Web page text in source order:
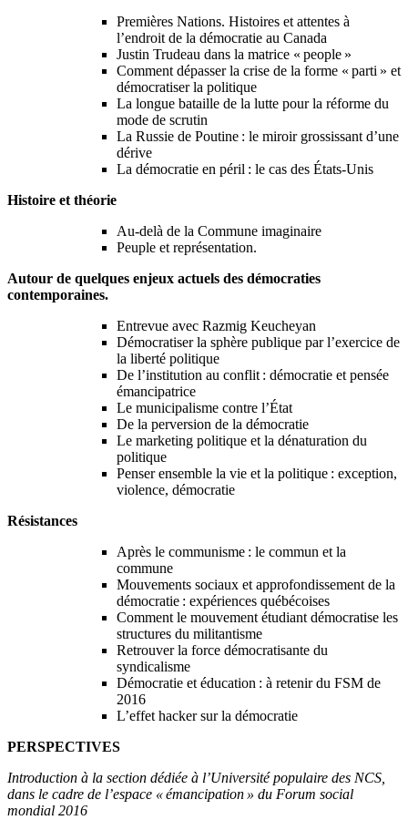
Premières Nations. Histoires et attentes à
l’endroit de la démocratie au Canada
Justin Trudeau dans la matrice « people »
Comment dépasser la crise de la forme « parti » et
démocratiser la politique
La longue bataille de la lutte pour la réforme du
mode de scrutin
La Russie de Poutine : le miroir grossissant d’une
dérive
La démocratie en péril : le cas des États-Unis
Histoire et théorie
Au-delà de la Commune imaginaire
Peuple et représentation.
Autour de quelques enjeux actuels des démocraties
contemporaines.
Entrevue avec Razmig Keucheyan
Démocratiser la sphère publique par l’exercice de
la liberté politique
De l’institution au conflit : démocratie et pensée
émancipatrice
Le municipalisme contre l’État
De la perversion de la démocratie
Le marketing politique et la dénaturation du
politique
Penser ensemble la vie et la politique : exception,
violence, démocratie
Résistances
Après le communisme : le commun et la
commune
Mouvements sociaux et approfondissement de la
démocratie : expériences québécoises
Comment le mouvement étudiant démocratise les
structures du militantisme
Retrouver la force démocratisante du
syndicalisme
Démocratie et éducation : à retenir du FSM de
2016
L’effet hacker sur la démocratie
PERSPECTIVES
Introduction à la section dédiée à l’Université populaire des NCS,
dans le cadre de l’espace « émancipation » du Forum social
mondial 2016